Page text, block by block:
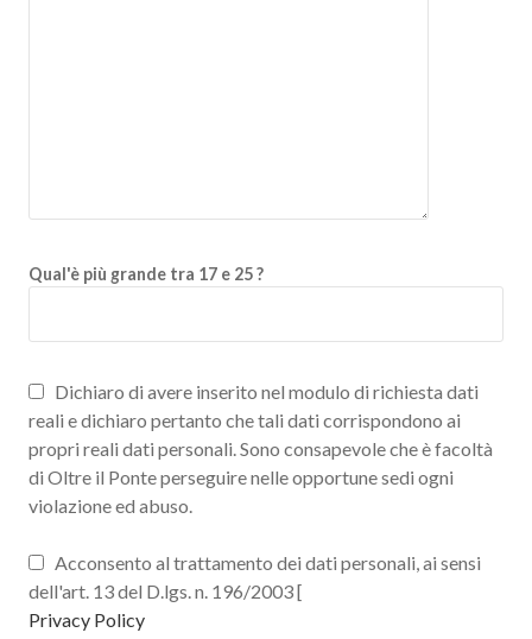
Qual'è più grande tra 17 e 25 ?
Dichiaro di avere inserito nel modulo di richiesta dati
reali e dichiaro pertanto che tali dati corrispondono ai
propri reali dati personali. Sono consapevole che è facoltà
di Oltre il Ponte perseguire nelle opportune sedi ogni
violazione ed abuso.
Acconsento al trattamento dei dati personali, ai sensi
dell'art. 13 del D.lgs. n. 196/2003 [
Privacy Policy